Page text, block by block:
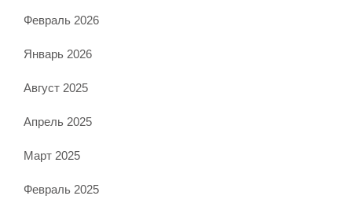
Февраль 2026
Январь 2026
Август 2025
Апрель 2025
Март 2025
Февраль 2025